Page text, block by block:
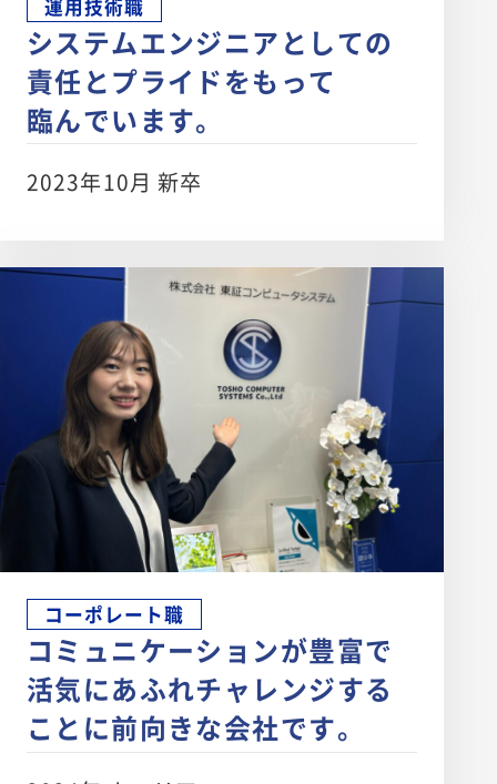
運用技術職
システムエンジニアとしての
責任とプライドをもって
臨んでいます。
2023年10月 新卒
コーポレート職
コミュニケーションが豊富で
活気にあふれチャレンジする
ことに前向きな会社です。